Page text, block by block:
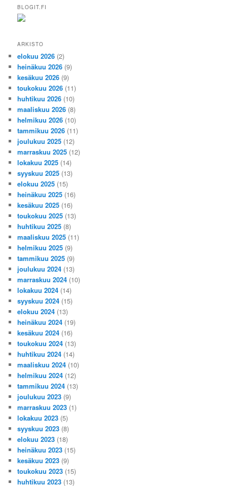
BLOGIT.FI
ARKISTO
elokuu 2026 (2)
heinäkuu 2026 (9)
kesäkuu 2026 (9)
toukokuu 2026 (11)
huhtikuu 2026 (10)
maaliskuu 2026 (8)
helmikuu 2026 (10)
tammikuu 2026 (11)
joulukuu 2025 (12)
marraskuu 2025 (12)
lokakuu 2025 (14)
syyskuu 2025 (13)
elokuu 2025 (15)
heinäkuu 2025 (16)
kesäkuu 2025 (16)
toukokuu 2025 (13)
huhtikuu 2025 (8)
maaliskuu 2025 (11)
helmikuu 2025 (9)
tammikuu 2025 (9)
joulukuu 2024 (13)
marraskuu 2024 (10)
lokakuu 2024 (14)
syyskuu 2024 (15)
elokuu 2024 (13)
heinäkuu 2024 (19)
kesäkuu 2024 (16)
toukokuu 2024 (13)
huhtikuu 2024 (14)
maaliskuu 2024 (10)
helmikuu 2024 (12)
tammikuu 2024 (13)
joulukuu 2023 (9)
marraskuu 2023 (1)
lokakuu 2023 (5)
syyskuu 2023 (8)
elokuu 2023 (18)
heinäkuu 2023 (15)
kesäkuu 2023 (9)
toukokuu 2023 (15)
huhtikuu 2023 (13)